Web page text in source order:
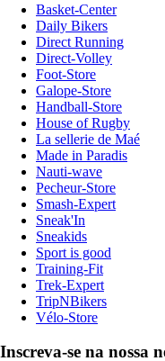
Basket-Center
Daily Bikers
Direct Running
Direct-Volley
Foot-Store
Galope-Store
Handball-Store
House of Rugby
La sellerie de Maé
Made in Paradis
Nauti-wave
Pecheur-Store
Smash-Expert
Sneak'In
Sneakids
Sport is good
Training-Fit
Trek-Expert
TripNBikers
Vélo-Store
Inscreva-se na nossa